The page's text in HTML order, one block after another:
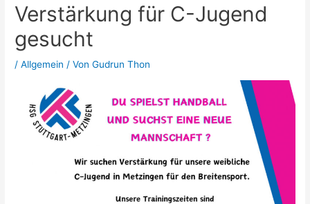
Verstärkung für C-Jugend
gesucht
/Allgemein / VonGudrun Thon